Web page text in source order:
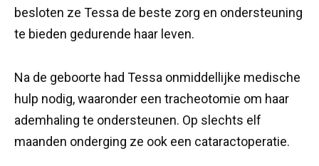
besloten ze Tessa de beste zorg en ondersteuning
te bieden gedurende haar leven.
Na de geboorte had Tessa onmiddellijke medische
hulp nodig, waaronder een tracheotomie om haar
ademhaling te ondersteunen. Op slechts elf
maanden onderging ze ook een cataractoperatie.